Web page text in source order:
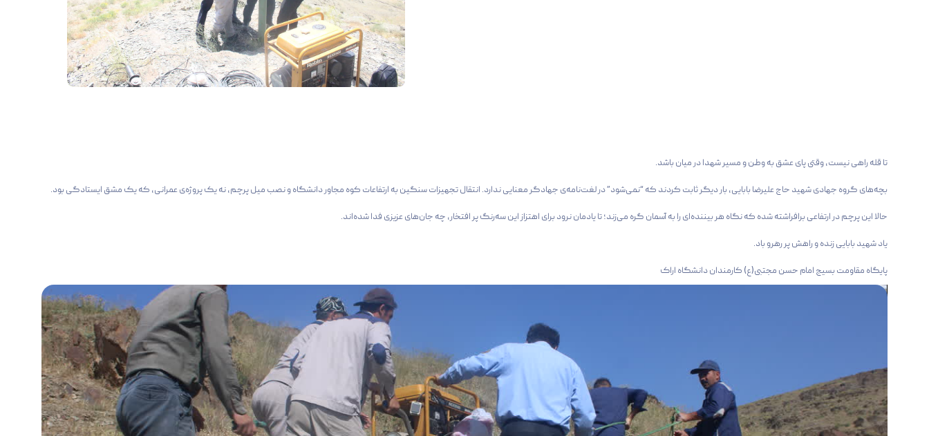
تا قله راهی نیست، وقتی پای عشق به وطن و مسیر شهدا در میان باشد.
بچه‌های گروه جهادی شهید حاج علیرضا بابایی، بار دیگر ثابت کردند که “نمی‌شود” در لغت‌نامه‌ی جهادگر معنایی ندارد. انتقال تجهیزات سنگین به ارتفاعات کوه مجاور دانشگاه و نصب میل پرچم، نه یک پروژه‌ی عمرانی، که یک مشق ایستادگی بود.
حالا این پرچم در ارتفاعی برافراشته شده که نگاه هر بیننده‌ای را به آسمان گره می‌زند؛ تا یادمان نرود برای اهتزاز این سه‌رنگ پر افتخار، چه جان‌های عزیزی فدا شده‌اند.
یاد شهید بابایی زنده و راهش پر رهرو باد.
پایگاه مقاومت بسیج امام حسن مجتبی(ع) کارمندان دانشگاه اراک